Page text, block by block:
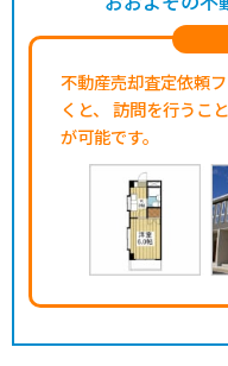
不動産売却査定依頼
くと、
訪問を行うこ
が可能です。